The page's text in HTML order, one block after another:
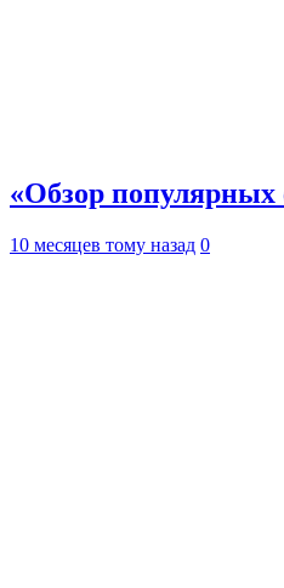
«Обзор
10 месяцев тому назад 0